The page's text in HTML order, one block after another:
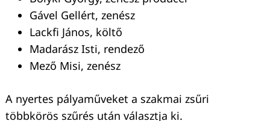
Gável Gellért, zenész
Lackfi János, költő
Madarász Isti, rendező
Mező Misi, zenész
A nyertes pályaműveket a szakmai zsűri
többkörös szűrés után választja ki.
Keresés: